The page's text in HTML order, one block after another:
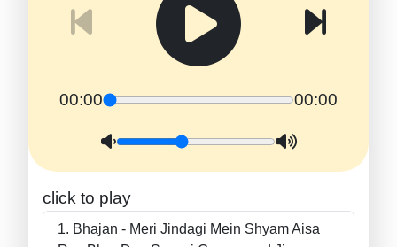
00:00 00:00
click to play
Bhajan - Meri Jindagi Mein Shyam Aisa